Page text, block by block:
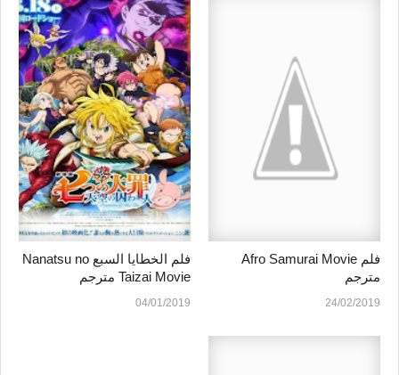
فلم Afro Samurai Movie
مترجم
24/02/2019
فلم الخطايا السبع Nanatsu no
Taizai Movie مترجم
04/01/2019